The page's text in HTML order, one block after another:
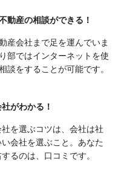
動産の相談ができる！
産会社まで足を運んでいま
部ではインターネットを使
談をすることが可能です。
がわかる！
を選ぶコツは、会社は社
会社を選ぶこと。あなた
るのは、口コミです。